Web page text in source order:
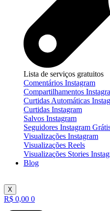
Lista de serviços gratuitos
Comentários Instagram
Compartilhamentos
Curtidas Automáticas
Curtidas Instagram
Salvos Instagram
Seguidores Instagram
Visualizações Instagram
Visualizações Reels
Visualizações Stories
Blog
X
R$ 0,00 0